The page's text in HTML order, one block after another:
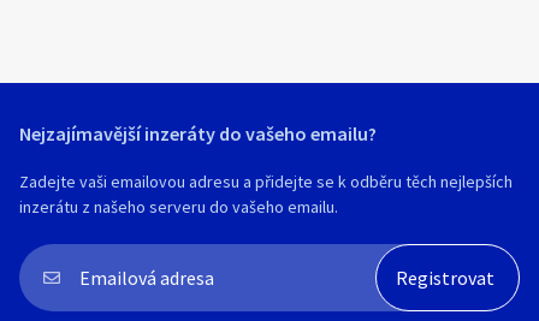
Nejzajímavější inzeráty do vašeho emailu?
Zadejte vaši emailovou adresu a přidejte se k odběru těch nejlepších
inzerátu z našeho serveru do vašeho emailu.